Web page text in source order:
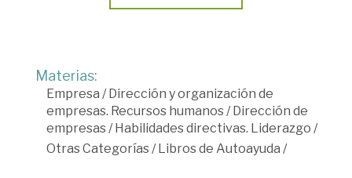
Materias:
Empresa / Dirección y organización de
empresas. Recursos humanos/ Dirección de
empresas/ Habilidades directivas. Liderazgo /
Otras Categorías/ Libros de Autoayuda /